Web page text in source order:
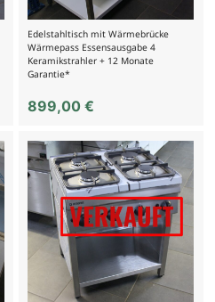
Edelstahltisch mit Wärmebrücke
Wärmepass Essensausgabe 4
Keramikstrahler + 12 Monate
Garantie*
899,00€